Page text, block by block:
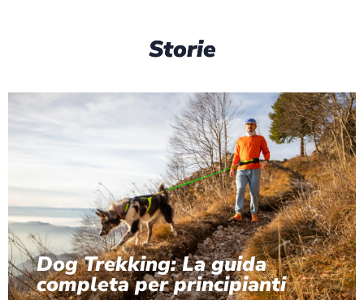
Storie
Dog Trekking: La guida
completa per principianti